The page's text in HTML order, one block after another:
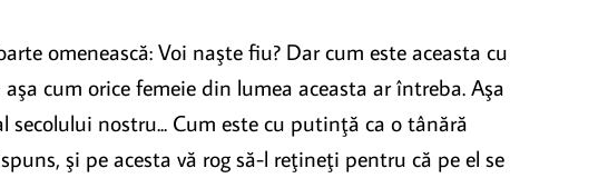
omenească: Voi naşte fiu? Dar cum este aceasta cu
cum orice femeie din lumea aceasta ar întreba. Aşa
nostru... Cum este cu putinţă ca o tânără
şi pe acesta vă rog să-l reţineţi pentru că pe el se